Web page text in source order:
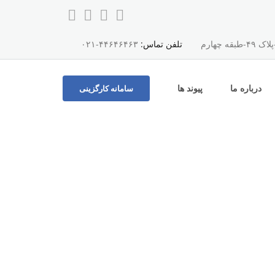
تلفن تماس: ۴۴۶۴۶۴۶۳-۰۲۱
درباره ما پیوند ها سامانه کارگزینی